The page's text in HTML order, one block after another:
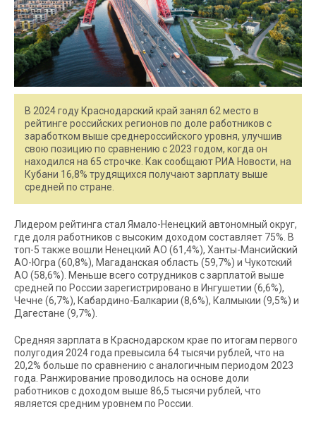
В 2024 году Краснодарский край занял 62 место в
рейтинге российских регионов по доле работников с
заработком выше среднероссийского уровня, улучшив
свою позицию по сравнению с 2023 годом, когда он
находился на 65 строчке. Как сообщают РИА Новости, на
Кубани 16,8% трудящихся получают зарплату выше
средней по стране.
Лидером рейтинга стал Ямало-Ненецкий автономный округ,
где доля работников с высоким доходом составляет 75%. В
топ-5 также вошли Ненецкий АО (61,4%), Ханты-Мансийский
АО-Югра (60,8%), Магаданская область (59,7%) и Чукотский
АО (58,6%). Меньше всего сотрудников с зарплатой выше
средней по России зарегистрировано в Ингушетии (6,6%),
Чечне (6,7%), Кабардино-Балкарии (8,6%), Калмыкии (9,5%) и
Дагестане (9,7%).
Средняя зарплата в Краснодарском крае по итогам первого
полугодия 2024 года превысила 64 тысячи рублей, что на
20,2% больше по сравнению с аналогичным периодом 2023
года. Ранжирование проводилось на основе доли
работников с доходом выше 86,5 тысячи рублей, что
является средним уровнем по России.